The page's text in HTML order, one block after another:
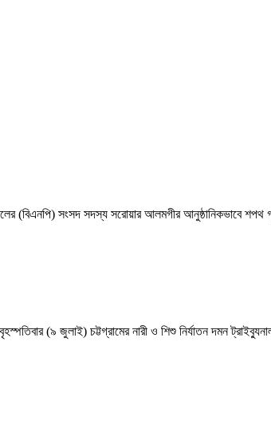
(বিএনপি) সংসদ সদস্য সরোয়ার আলমগীর আনুষ্ঠানিকভাবে
(৯ জুলাই) চট্টগ্রামের নারী ও শিশু নির্যাতন দমন